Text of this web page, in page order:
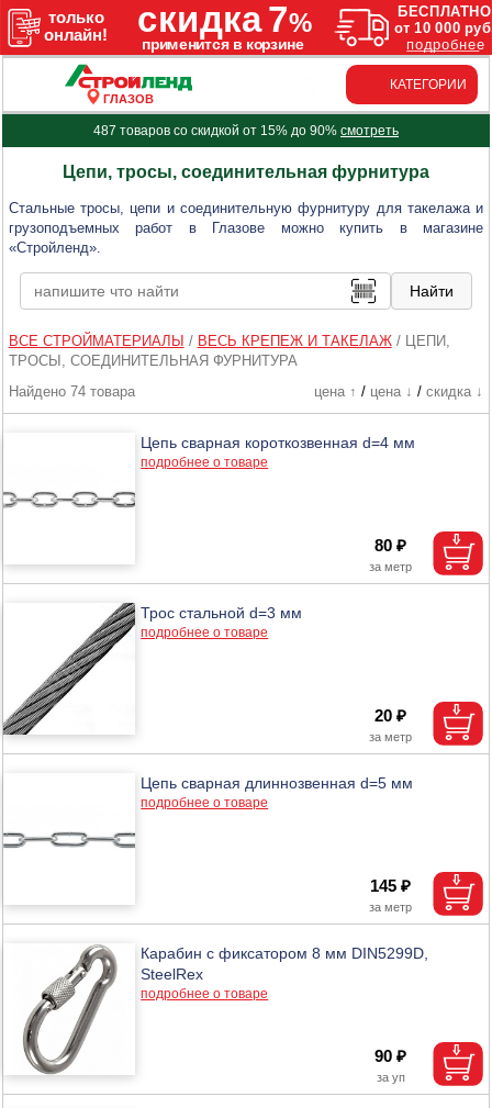
ГЛАЗОВ
КАТЕГОРИИ
487 товаров со скидкой от 15% до 90% смотреть
Цепи, тросы, соединительная фурнитура
Стальные тросы, цепи и соединительную фурнитуру для такелажа и
грузоподъемных работ в Глазове можно купить в магазине
«Стройленд».
ВСЕ СТРОЙМАТЕРИАЛЫ / ВЕСЬ КРЕПЕЖ И ТАКЕЛАЖ/
ЦЕПИ,
ТРОСЫ, СОЕДИНИТЕЛЬНАЯ ФУРНИТУРА
Найдено 74 товара
цена ↑ / цена ↓ / скидка ↓
Цепь сварная короткозвенная d=4 мм
подробнее о товаре
80 ₽
Трос стальной d=3 мм
подробнее о товаре
20 ₽
Цепь сварная длиннозвенная d=5 мм
подробнее о товаре
145 ₽
Карабин с фиксатором 8 мм DIN5299D,
SteelRex
подробнее о товаре
90 ₽